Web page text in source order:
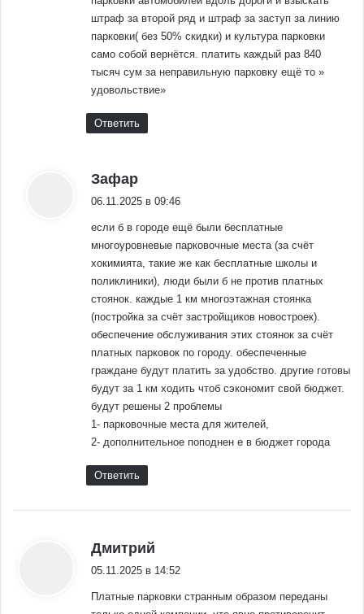
штраф за второй ряд и штраф за заступ за линию
парковки( без 50% скидки) и культура парковки
само собой вернётся. платить каждый раз 840
тысяч сум за неправильную парковку ещё то »
удовольствие»
Ответить
Зафар
06.11.2025 в 09:46
если б в городе ещё были бесплатные
многоуровневые парковочные места (за счёт
хокимията, такие же как бесплатные школы и
поликлиники), люди были б не против платных
стоянок. каждые 1 км многоэтажная стоянка
(постройка за счёт застройщиков новостроек).
обеспечение обслуживания этих стоянок за счёт
платных парковок по городу. обеспеченные
граждане будут платить за удобство. другие готовы
будут за 1 км ходить чтоб сэкономит свой бюджет.
будут решены 2 проблемы
1- парковочные места для жителей,
2- дополнительное поподнен е в бюджет города
Ответить
Дмитрий
05.11.2025 в 14:52
Платные парковки странным образом переданы